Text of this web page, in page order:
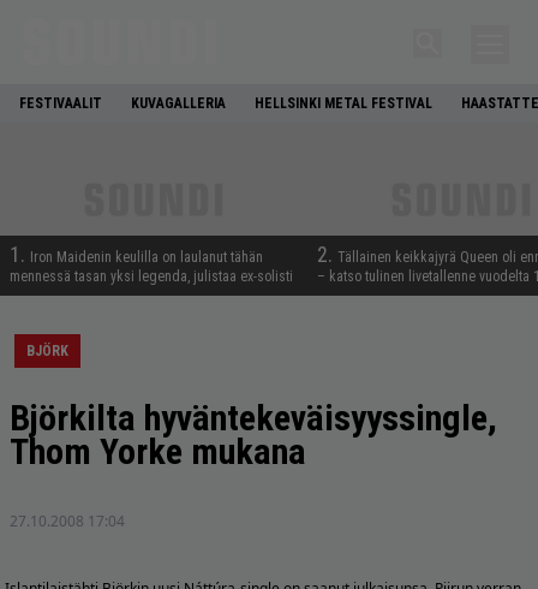
FESTIVAALIT KUVAGALLERIA HELLSINKI METAL FESTIVAL
1.
Iron Maidenin keulilla on laulanut tähän
mennessä tasan yksi legenda, julistaa ex-solisti
2. Tällainen keikkajyrä Queen oli
– katso tulinen livetallenne vuodelta
BJÖRK
Björkilta hyväntekeväisyyssingle,
Thom Yorke mukana
27.10.2008 17:04